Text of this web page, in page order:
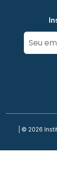
| © 2026